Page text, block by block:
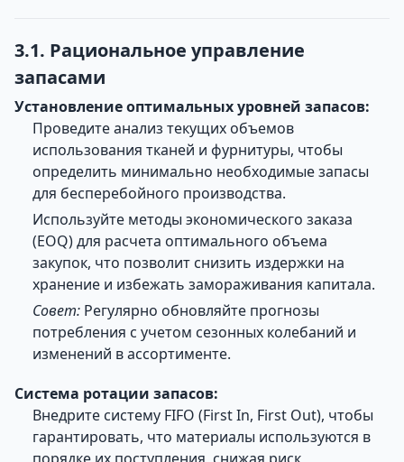
3.1. Рациональное управление
запасами
Установление оптимальных уровней запасов:
Проведите анализ текущих объемов
использования тканей и фурнитуры, чтобы
определить минимально необходимые запасы
для бесперебойного производства.
Используйте методы экономического заказа
(EOQ) для расчета оптимального объема
закупок, что позволит снизить издержки на
хранение и избежать замораживания капитала.
Совет: Регулярно обновляйте прогнозы
потребления с учетом сезонных колебаний и
изменений в ассортименте.
Система ротации запасов:
Внедрите систему FIFO (First In, First Out), чтобы
гарантировать, что материалы используются в